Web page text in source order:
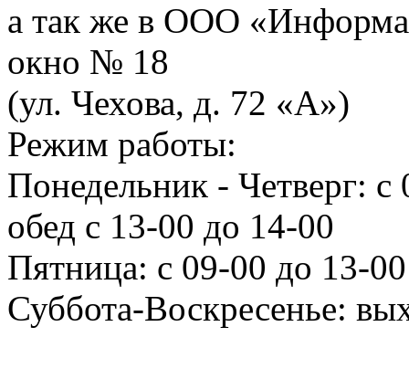
а так же в ООО
окно № 18
(ул. Чехова, д. 72 «А»)
Режим работы:
Понедельник - Четверг:
обед с 13-00 до 14-00
Пятница: с 09-00 до 13-00
Суббота-Воскресенье: